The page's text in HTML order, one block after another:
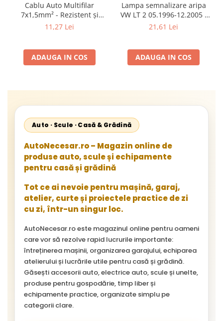
Cablu Auto Multifilar
7x1,5mm² - Rezistent și
Flexibil pentru Remorci 12V-
11,27 Lei
ADAUGA IN COS
Lampa semnalizare aripa
VW LT 2 05.1996-12.2005 ;
Mercedes Sprinter 1995-
Neoplan Euroliner,
Starliner,Centroliner,
21,61 Lei
ADAUGA IN COS
Auto · Scule · Casă & Grădină
AutoNecesar.ro – Magazin online de
produse auto, scule și echipamente
pentru casă și grădină
Tot ce ai nevoie pentru mașină, garaj,
atelier, curte și proiectele practice de zi
cu zi, într-un singur loc.
AutoNecesar.ro este magazinul online pentru oameni
care vor să rezolve rapid lucrurile importante:
întreținerea mașinii, organizarea garajului, echiparea
atelierului și lucrările utile pentru casă și grădină.
Găsești accesorii auto, electrice auto, scule și unelte,
produse pentru gospodărie, timp liber și
echipamente practice, organizate simplu pe
categorii clare.